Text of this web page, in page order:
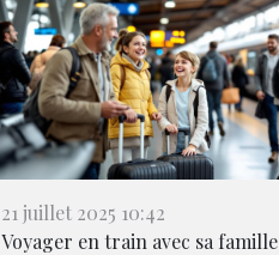
21 juillet 2025 10:42
Voyager en train avec sa famille